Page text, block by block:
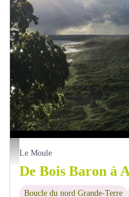
point de vue - AAMG
Le Moule
De Bois Baron à
Boucle du nord Grande-Terre